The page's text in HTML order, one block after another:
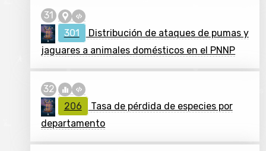
301
Distribución de ataques de pumas y
jaguares a animales domésticos en el PNNP
206
Tasa de pérdida de especies por
departamento